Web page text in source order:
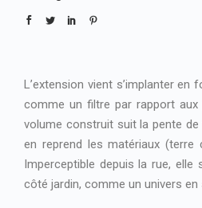
L’extension vient s’implanter en
comme un filtre par rapport aux
volume construit suit la pente de
en reprend les matériaux (terre
Imperceptible depuis la rue, elle
côté jardin, comme un univers en